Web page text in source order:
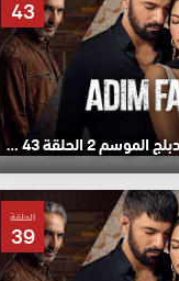
43
مسلسل اسمي فرح مدبلج الموسم 2 الحلقة 43 HD
الحلقة
39